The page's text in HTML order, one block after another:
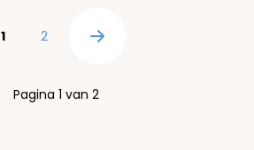
U lees momenteel pagina
1 Pagina
2 Pagina
Pagina 1 van 2